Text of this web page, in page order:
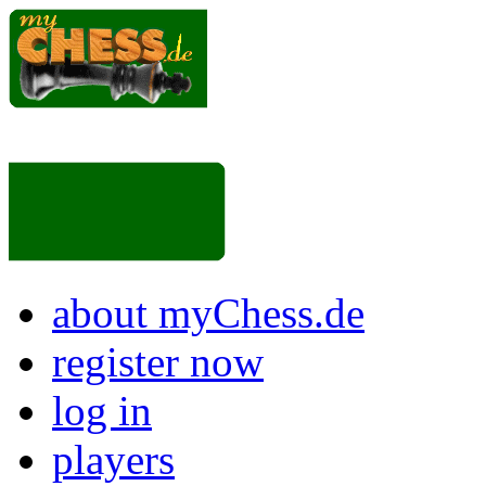
about myChess.de
register now
log in
players